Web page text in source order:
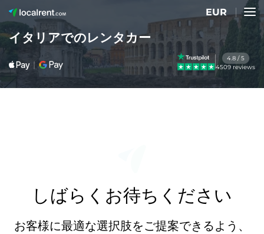
EUR
イタリアでのレンタカー
4.8 / 5
4509 reviews
しばらくお待ちください
お客様に最適な選択肢をご提案できるよう、